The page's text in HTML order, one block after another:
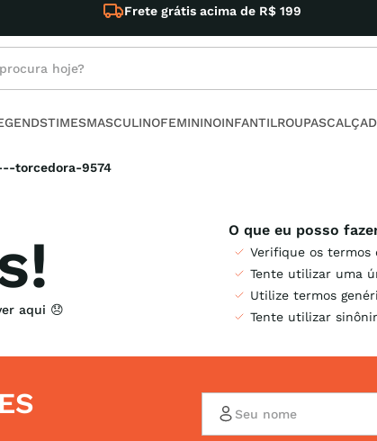
Frete grátis acima de R$ 199
hoje?
TIMESMASCULINOFEMININOINFANTILROUPAS
torcedora-9574
Verifique os termos
Tente utilizar uma
Utilize termos
Tente utilizar
buscados